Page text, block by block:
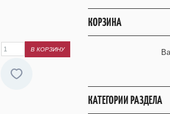
КОРЗИНА
КАТЕГОРИИ РАЗДЕЛА